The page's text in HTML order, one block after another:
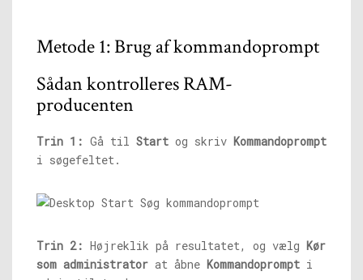
Metode 1: Brug af kommandoprompt
Sådan kontrolleres RAM-
producenten
Trin 1: Gå til Start og skriv Kommandoprompt
i søgefeltet.
Trin 2: Højreklik på resultatet, og vælg Kør
som administrator at åbne Kommandoprompt i